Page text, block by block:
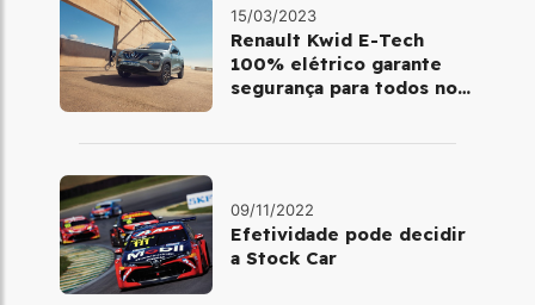
15/03/2023
Renault Kwid E-Tech
100% elétrico garante
segurança para todos no
09/11/2022
Efetividade pode decidir
a Stock Car